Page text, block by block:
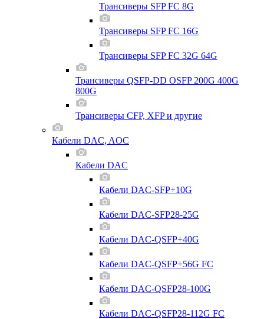
Трансиверы SFP FC 8G
Трансиверы SFP FC 16G
Трансиверы SFP FC 32G 64G
Трансиверы QSFP-DD OSFP 200G 400G
800G
Трансиверы CFP, XFP и другие
Кабели DAC, AOC
Кабели DAC
Кабели DAC-SFP+10G
Кабели DAC-SFP28-25G
Кабели DAC-QSFP+40G
Кабели DAC-QSFP+56G FC
Кабели DAC-QSFP28-100G
Кабели DAC-QSFP28-112G FC